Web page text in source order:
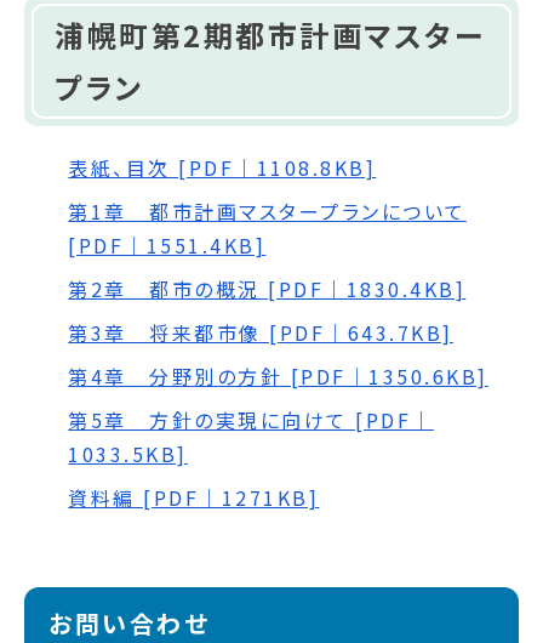
浦幌町第2期都市計画マスター
プラン
表紙、目次 [PDF｜1108.8KB]
第1章 都市計画マスタープランについて
[PDF｜1551.4KB]
第2章 都市の概況 [PDF｜1830.4KB]
第3章 将来都市像 [PDF｜643.7KB]
第4章 分野別の方針 [PDF｜1350.6KB]
第5章 方針の実現に向けて [PDF｜
1033.5KB]
資料編 [PDF｜1271KB]
お問い合わせ